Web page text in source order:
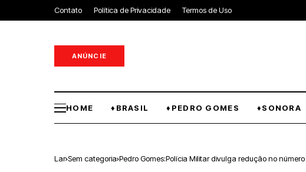
Contato Política de Privacidade Termos de Uso
ANÚNCIE
HOME ♦BRASIL ♦PEDRO GOMES ♦SONORA
Lar Sem categoria Pedro Gomes:Polícia Militar divulga redução no